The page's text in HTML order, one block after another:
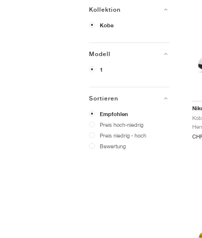
Kollektion
Kobe
Modell
1
Sortieren
Empfohlen
Preis hoch-niedrig
Preis niedrig - hoch
Bewertung